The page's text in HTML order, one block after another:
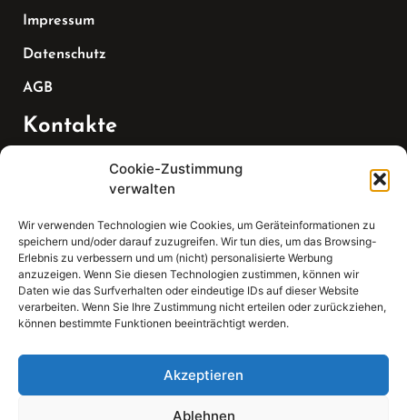
Cookie-Zustimmung
verwalten
Wir verwenden Technologien wie Cookies, um Geräteinformationen zu
speichern und/oder darauf zuzugreifen. Wir tun dies, um das Browsing-
Erlebnis zu verbessern und um (nicht) personalisierte Werbung
anzuzeigen. Wenn Sie diesen Technologien zustimmen, können wir
Daten wie das Surfverhalten oder eindeutige IDs auf dieser Website
verarbeiten. Wenn Sie Ihre Zustimmung nicht erteilen oder zurückziehen,
können bestimmte Funktionen beeinträchtigt werden.
Akzeptieren
Ablehnen
Impressum
Datenschutz
AGB
Kontakte
07147 270 3349
Email:
sekretariat(at)gleis4-seminarzentrum.com
Adresse:
Bahnhofstraße 21, 74343 Sachsenheim